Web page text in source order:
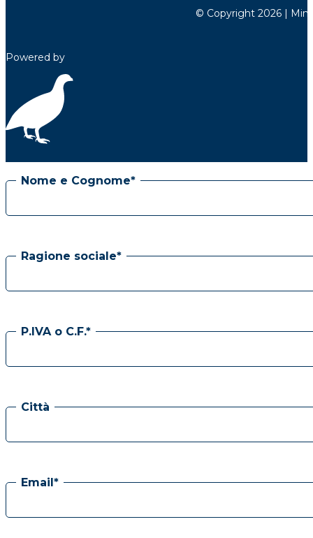
© Copyright 2026 |
Powered by
Nome e Cognome*
Ragione sociale*
P.IVA o C.F.*
Città
Email*